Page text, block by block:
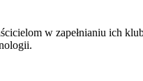
w zapełnianiu ich